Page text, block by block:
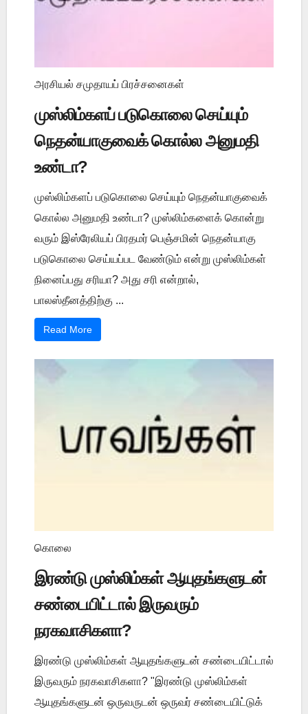
அரசியல் சமுதாயப் பிரச்சனைகள்
முஸ்லிம்களப் படுகொலை செய்யும்
நெதன்யாகுவைக் கொல்ல அனுமதி
உண்டா?
முஸ்லிம்களப் படுகொலை செய்யும் நெதன்யாகுவைக்
கொல்ல அனுமதி உண்டா? முஸ்லிம்களைக் கொன்று
வரும் இஸ்ரேலியப் பிரதமர் பெஞ்சமின் நெதன்யாகு
படுகொலை செய்யப்பட வேண்டும் என்று முஸ்லிம்கள்
நினைப்பது சரியா? அது சரி என்றால்,
பாலஸ்தீனத்திற்கு ...
Read More
கொலை
இரண்டு முஸ்லிம்கள் ஆயுதங்களுடன்
சண்டையிட்டால் இருவரும்
நரகவாசிகளா?
இரண்டு முஸ்லிம்கள் ஆயுதங்களுடன் சண்டையிட்டால்
இருவரும் நரகவாசிகளா? "இரண்டு முஸ்லிம்கள்
ஆயுதங்களுடன் ஒருவருடன் ஒருவர் சண்டையிட்டுக்